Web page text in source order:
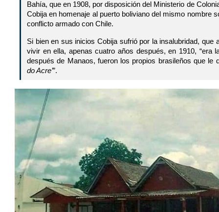
Bahía, que en 1908, por disposición del Ministerio de
Cobija en homenaje al puerto boliviano del mismo nombre
conflicto armado con Chile.
Si bien en sus inicios Cobija sufrió por la insalubridad, que
vivir en ella, apenas cuatro años después, en 1910, “era
después de Manaos, fueron los propios brasileños que le
do Acre’”.